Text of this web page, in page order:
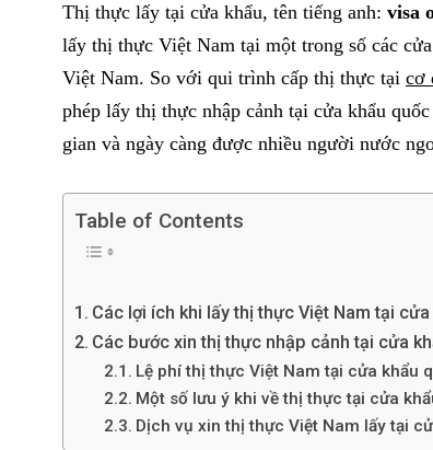
Thị thực lấy tại cửa khẩu, tên tiếng anh: visa
lấy thị thực Việt Nam tại một trong số các
Việt Nam. So với qui trình cấp thị thực tại cơ
phép lấy thị thực nhập cảnh tại cửa khẩu
gian và ngày càng được nhiều người nước
Table of Contents
Các lợi ích khi lấy thị thực Việt Nam tại
Các bước xin thị thực nhập cảnh tại cửa
Lệ phí thị thực Việt Nam tại cửa khẩu
Một số lưu ý khi về thị thực tại cửa
Dịch vụ xin thị thực Việt Nam lấy tại
2
chưa phân loại
Thị